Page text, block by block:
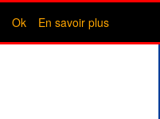
Ok En savoir plus